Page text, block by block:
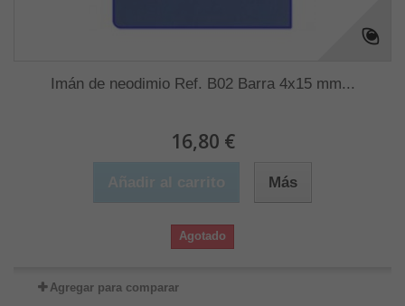
Imán de neodimio Ref. B02 Barra 4x15 mm...
16,80 €
Más
Agotado
Agregar para comparar